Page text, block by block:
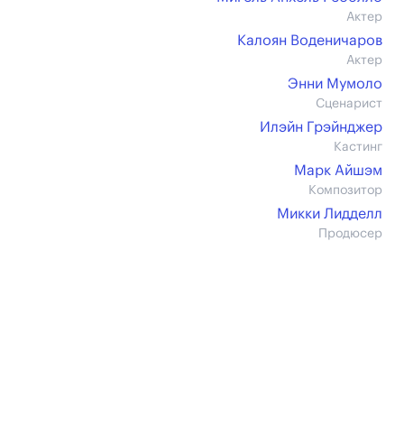
Актер
Калоян Воденичаров
Актер
Энни Мумоло
Сценарист
Илэйн Грэйнджер
Кастинг
Марк Айшэм
Композитор
Микки Лидделл
Продюсер